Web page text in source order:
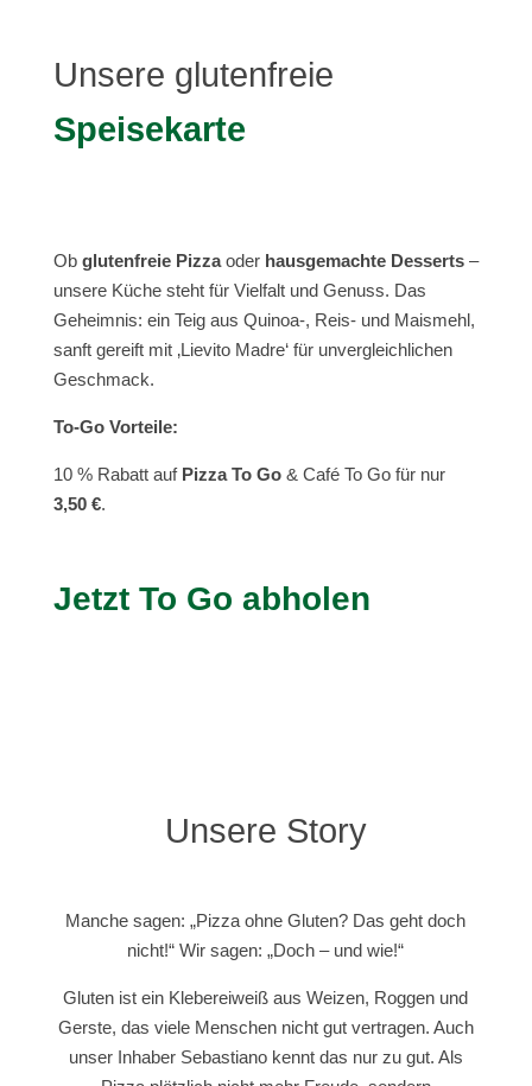
Unsere glutenfreie
Speisekarte
Ob glutenfreie Pizzaoder hausgemachte Desserts –
unsere Küche steht für Vielfalt und Genuss. Das
Geheimnis: ein Teig aus Quinoa-, Reis- und Maismehl,
sanft gereift mit ‚Lievito Madre‘ für unvergleichlichen
Geschmack.
To-Go Vorteile:
10 % Rabatt auf Pizza To Go& Café To Go für nur
3,50 €.
Jetzt To Go abholen
Unsere Story
Manche sagen: „Pizza ohne Gluten? Das geht doch
nicht!“ Wir sagen: „Doch – und wie!“
Gluten ist ein Klebereiweiß aus Weizen, Roggen und
Gerste, das viele Menschen nicht gut vertragen. Auch
unser Inhaber Sebastiano kennt das nur zu gut. Als